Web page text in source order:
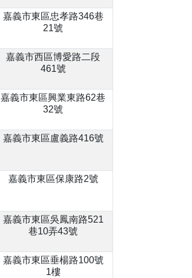
嘉義市東區忠孝路346巷
21號
嘉義市西區博愛路二段
461號
嘉義市東區興業東路62巷
32號
嘉義市東區盧義路416號
嘉義市東區保康路2號
嘉義市東區吳鳳南路521
巷10弄43號
嘉義市東區垂楊路100號
1樓